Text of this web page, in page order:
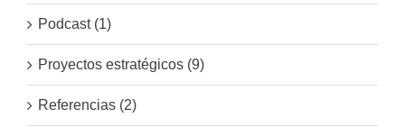
Podcast (1)
Proyectos estratégicos (9)
Referencias (2)